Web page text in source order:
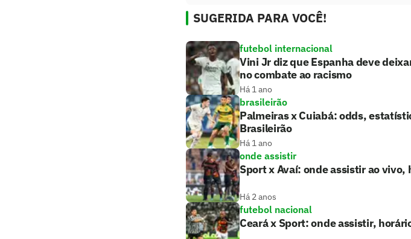
SUGERIDA PARA VOCÊ!
futebol internacional
Vini Jr diz que Espanha deve
no combate ao racismo
Há 1 ano
brasileirão
Palmeiras x Cuiabá: odds,
Brasileirão
Há 1 ano
onde assistir
Sport x Avaí: onde assistir ao vivo,
Há 2 anos
futebol nacional
Ceará x Sport: onde assistir,